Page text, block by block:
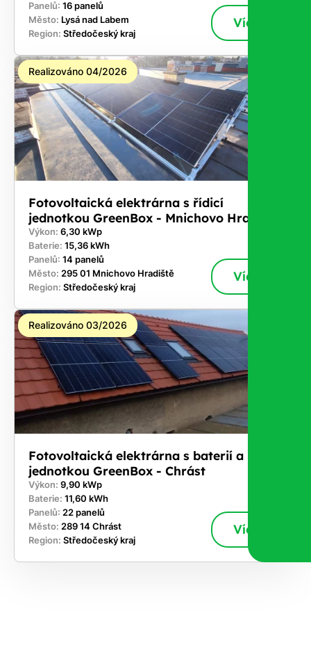
Panelů: 16 panelů
Město: Lysá nad Labem
Region: Středočeský kraj
Více
Realizováno 04/2026
Fotovoltaická elektrárna s řídicí
jednotkou GreenBox - Mnichovo Hradiště
Výkon: 6,30 kWp
Baterie: 15,36 kWh
Panelů: 14 panelů
Město: 295 01 Mnichovo Hradiště
Region: Středočeský kraj
Více
Realizováno 03/2026
Fotovoltaická elektrárna s baterií a řídicí
jednotkou GreenBox - Chrást
Výkon: 9,90 kWp
Baterie: 11,60 kWh
Panelů: 22 panelů
Město: 289 14 Chrást
Region: Středočeský kraj
Více